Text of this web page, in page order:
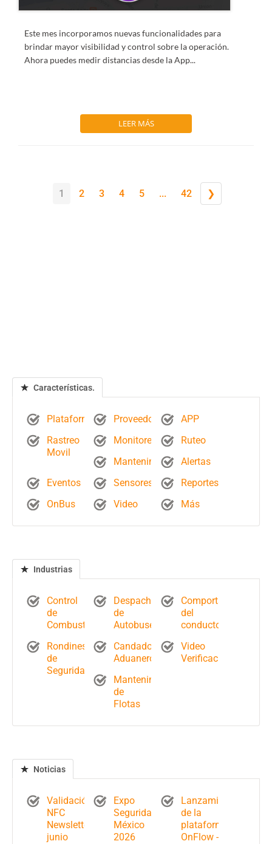
Este mes incorporamos nuevas funcionalidades para
brindar mayor visibilidad y control sobre la operación.
Ahora puedes medir distancias desde la App...
LEER MÁS
1 2 3 4 5 ... 42 ❯
Características.
Plataforma Proveedores
APP
Rastreo
Movil
Monitoreo
Ruteo
MantenimientosAlertas
Eventos
Sensores
Reportes
OnBus
Video Más
Industrias
Control
de
Combustible
Despacho
de
Autobuses
Comportamiento
del
conductor
Rondines
de
Seguridad
Candados
Aduaneros
Video
Verificación
Mantenimiento
de
Flotas
Noticias
Validación
NFC
Newsletter
junio
Expo
Seguridad
México
2026
Lanzamiento
de la
plataforma
OnFlow -